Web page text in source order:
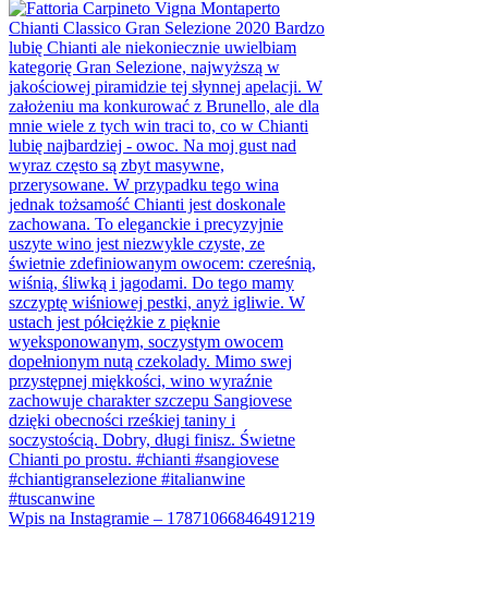
Wpis na Instagramie – 17871066846491219